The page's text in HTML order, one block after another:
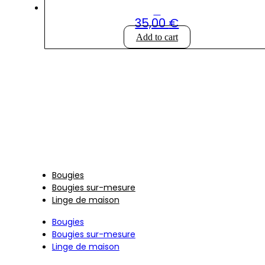
35,00€
Add to cart
Bougies
Bougies sur-mesure
Linge de maison
Bougies
Bougies sur-mesure
Linge de maison